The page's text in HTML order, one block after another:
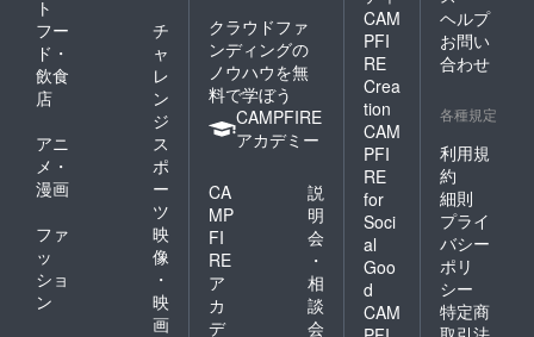
ト
フー
ド・
飲食
店
チ
ャ
レ
ン
ジ
アニ
メ・
漫画
ス
ポ
ー
ツ
ファ
ッ
ショ
ン
映
像
・
映
画
クラウドファ
ンディングの
ノウハウを無
料で学ぼう
CAMPFIRE
アカデミー
CA
MP
FI
RE
ア
カ
デ
説
明
会
・
相
談
会
CAM
PFI
RE
Crea
tion
CAM
PFI
RE
for
Soci
al
Goo
d
CAM
ヘルプ
お問い
合わせ
各種規定
利用規
約
細則
プライ
バシー
ポリ
シー
特定商